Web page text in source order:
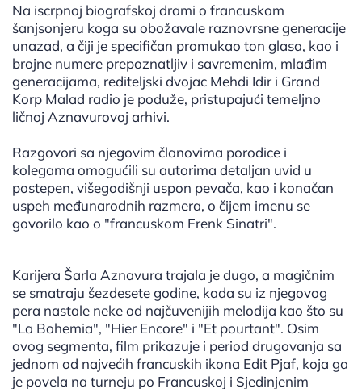
Na iscrpnoj biografskoj drami o francuskom
šanjsonjeru koga su obožavale raznovrsne generacije
unazad, a čiji je specifičan promukao ton glasa, kao i
brojne numere prepoznatljiv i savremenim, mlađim
generacijama, rediteljski dvojac Mehdi Idir i Grand
Korp Malad radio je poduže, pristupajući temeljno
ličnoj Aznavurovoj arhivi.
Razgovori sa njegovim članovima porodice i
kolegama omogućili su autorima detaljan uvid u
postepen, višegodišnji uspon pevača, kao i konačan
uspeh međunarodnih razmera, o čijem imenu se
govorilo kao o "francuskom Frenk Sinatri".
Karijera Šarla Aznavura trajala je dugo, a magičnim
se smatraju šezdesete godine, kada su iz njegovog
pera nastale neke od najčuvenijih melodija kao što su
"La Bohemia", "Hier Encore" i "Et pourtant". Osim
ovog segmenta, film prikazuje i period drugovanja sa
jednom od najvećih francuskih ikona Edit Pjaf, koja ga
je povela na turneju po Francuskoj i Sjedinjenim